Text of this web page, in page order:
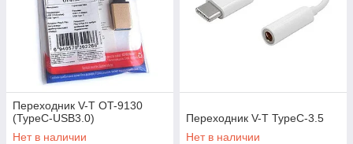
Переходник V-T OT-9130
(TypeC-USB3.0)
Нет в наличии
Переходник V-T TypeC-3.5
Нет в наличии